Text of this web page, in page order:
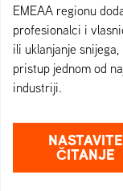
EMEAA regionu
profesionalci i
ili uklanjanje
pristup jednom od
industriji.
NASTAVITE
ČITANJE